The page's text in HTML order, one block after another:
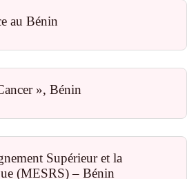
au Bénin
», Bénin
Supérieur et la
(MESRS) – Bénin